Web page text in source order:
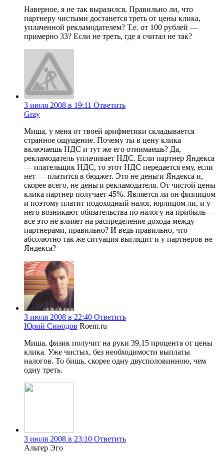
Наверное, я не так выразился. Правильно ли, что
партнеру чистыми достанется треть от цены клика,
уплаченной рекламодателем? Т.е. от 100 рублей —
примерно 33? Если не треть, где я считал не так?
3 июля 2008 в 19:11 Ответить
Gray
Миша, у меня от твоей арифметики складывается
странное ощущение. Почему ты в цену клика
включаешь НДС и тут же его отнимаешь? Да,
рекламодатель уплачивает НДС. Если партнер Яндекса
— плательщик НДС, то этот НДС передается ему, если
нет — платится в бюджет. Это не деньги Яндекса и,
скорее всего, не деньги рекламодателя. От чистой цены
клика партнер получает 45%. Является ли он физлицом
и поэтому платит подоходный налог, юрлицом ли, и у
него возникают обязательства по налогу на прибыль —
все это не влияет на распределение дохода между
партнерами, правильно? И ведь правильно, что
абсолютно так же ситуация выглядит и у партнеров не
Яндекса?
3 июля 2008 в 22:40 Ответить
Юрий Синодов Roem.ru
Миша, физик получит на руки 39,15 процента от цены
клика. Уже чистых, без необходимости выплаты
налогов. То бишь, скорее одну двусполовинною, чем
одну треть.
3 июля 2008 в 23:10 Ответить
Альтер Эго